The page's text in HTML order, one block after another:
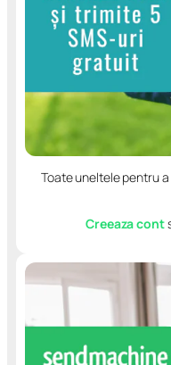
Toate uneltele pentru
Creeaza cont